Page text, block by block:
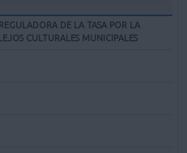
DE LA TASA POR LA
CULTURALES MUNICIPALES